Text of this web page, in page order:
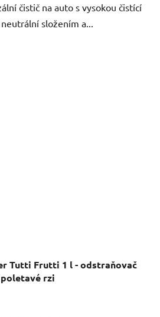
čistič na auto s vysokou čistící
složením a...
Tutti Frutti 1 l - odstraňovač
poletavé rzi